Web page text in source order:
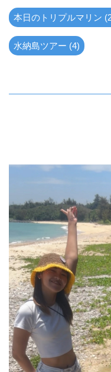
本日のトリプルマリン
水納島ツアー (4)